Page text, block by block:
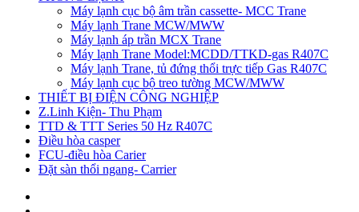
Máy lạnh cục bộ âm trần cassette- MCC Trane
Máy lạnh Trane MCW/MWW
Máy lạnh áp trần MCX Trane
Máy lạnh Trane Model:MCDD/TTKD-gas R407C
Máy lạnh Trane, tủ đứng thổi trực tiếp Gas R407C
Máy lạnh cục bộ treo tường MCW/MWW
THIẾT BỊ ĐIỆN CÔNG NGHIỆP
Z.Linh Kiện- Thu Phạm
TTD & TTT Series 50 Hz R407C
Điều hòa casper
FCU-điều hòa Carier
Đặt sàn thổi ngang- Carrier